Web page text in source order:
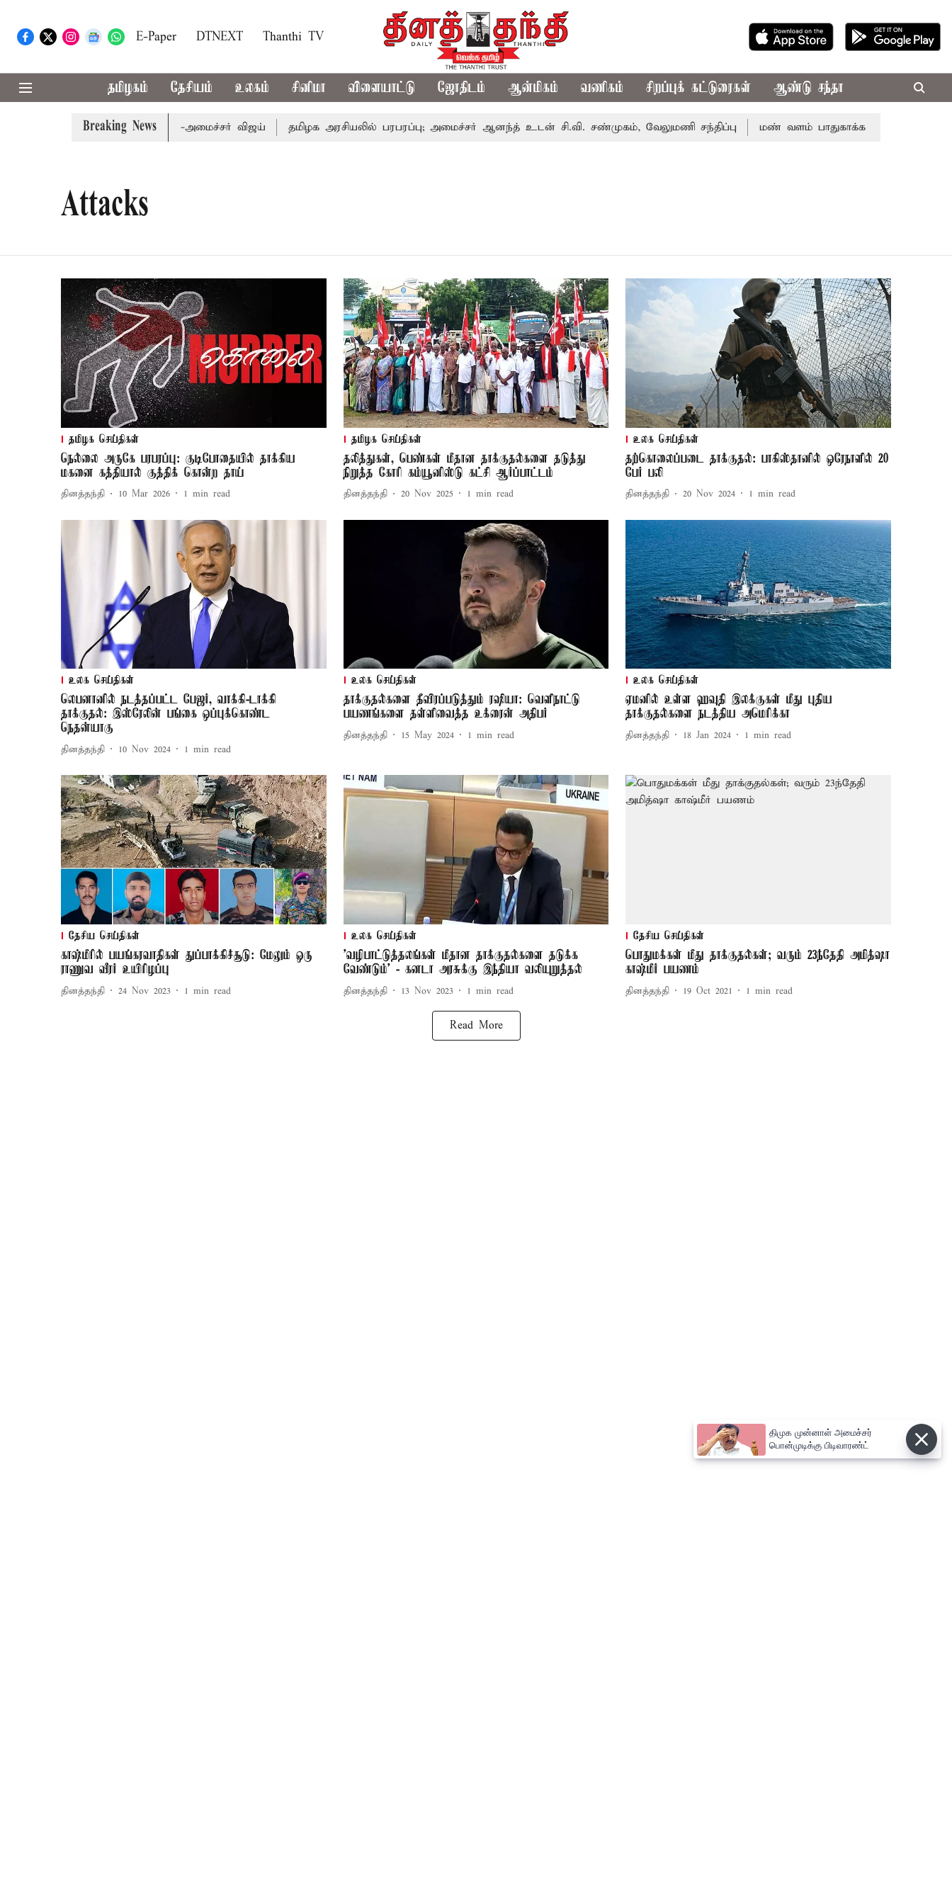
E-Paper DTNEXT Thanthi TV
தமிழகம் தேசியம் உலகம் சினிமா விளையாட்டு ஜோதிடம் ஆன்மிகம் வணிகம் சிறப்புக் கட்டுரைகள் ஆண்டு சந்தா
Breaking News
வேளாண் பட்ஜெட்: முதல்-அமைச்சர் விஜய் தமிழக அரசியலில் பரபரப்பு; அமைச்சர் ஆனந்த் உடன் சி.வி. சண்முகம், வேலுமணி சந்திப்பு மண் வளம் பாதுகாக்க ரசாயன உரம்
Attacks
தமிழக செய்திகள்
நெல்லை அருகே பரபரப்பு: குடிபோதையில் தாக்கிய
மகனை கத்தியால் குத்திக் கொன்ற தாய்
தினத்தந்தி 10 Mar 2026 1 min read
தமிழக செய்திகள்
தலித்துகள், பெண்கள் மீதான தாக்குதல்களை தடுத்து
நிறுத்த கோரி கம்யூனிஸ்டு கட்சி ஆர்ப்பாட்டம்
தினத்தந்தி 20 Nov 2025 1 min read
உலக செய்திகள்
தற்கொலைப்படை தாக்குதல்: பாகிஸ்தானில் ஒரேநாளில் 20
பேர் பலி
தினத்தந்தி 20 Nov 2024 1 min read
உலக செய்திகள்
லெபனானில் நடத்தப்பட்ட பேஜர், வாக்கி-டாக்கி
தாக்குதல்: இஸ்ரேலின் பங்கை ஒப்புக்கொண்ட
நெதன்யாகு
தினத்தந்தி 10 Nov 2024 1 min read
உலக செய்திகள்
தாக்குதல்களை தீவிரப்படுத்தும் ரஷியா: வெளிநாட்டு
பயணங்களை தள்ளிவைத்த உக்ரைன் அதிபர்
தினத்தந்தி 15 May 2024 1 min read
உலக செய்திகள்
ஏமனில் உள்ள ஹவுதி இலக்குகள் மீது புதிய
தாக்குதல்களை நடத்திய அமெரிக்கா
தினத்தந்தி 18 Jan 2024 1 min read
தேசிய செய்திகள்
காஷ்மீரில் பயங்கரவாதிகள் துப்பாக்கிச்சூடு: மேலும் ஒரு
ராணுவ வீரர் உயிரிழப்பு
தினத்தந்தி 24 Nov 2023 1 min read
உலக செய்திகள்
'வழிபாட்டுத்தலங்கள் மீதான தாக்குதல்களை தடுக்க
வேண்டும்' - கனடா அரசுக்கு இந்தியா வலியுறுத்தல்
தினத்தந்தி 13 Nov 2023 1 min read
தேசிய செய்திகள்
பொதுமக்கள் மீது தாக்குதல்கள்; வரும் 23ந்தேதி அமித்ஷா
காஷ்மீர் பயணம்
தினத்தந்தி 19 Oct 2021 1 min read
Read More
திமுக முன்னாள் அமைச்சர்
பொன்முடிக்கு பிடிவாரண்ட்